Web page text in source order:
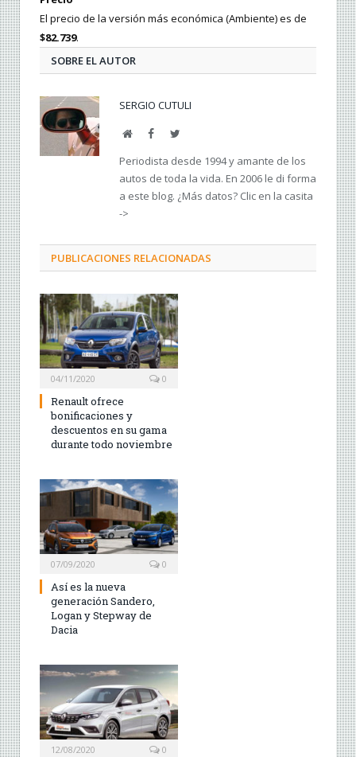
El precio de la versión más económica (Ambiente) es de
$82.739.
SOBRE EL AUTOR
SERGIO CUTULI
Web FacebookTwitter
Periodista desde 1994 y amante de los
autos de toda la vida. En 2006 le di forma
a este blog. ¿Más datos? Clic en la casita
->
PUBLICACIONES RELACIONADAS
04/11/2020 0
Renault ofrece
bonificaciones y
descuentos en su gama
durante todo noviembre
07/09/2020 0
Así es la nueva
generación Sandero,
Logan y Stepway de
Dacia
12/08/2020 0